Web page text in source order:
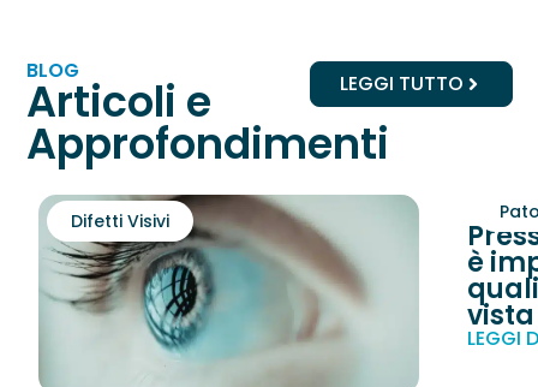
BLOG
Articoli e
Approfondimenti
LEGGI TUTTO
Difetti Visivi
è
vista
LEGGI